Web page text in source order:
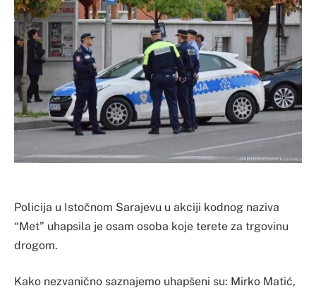
Policija u Istočnom Sarajevu u akciji kodnog naziva
“Met” uhapsila je osam osoba koje terete za trgovinu
drogom.
Kako nezvanično saznajemo uhapšeni su: Mirko Matić,